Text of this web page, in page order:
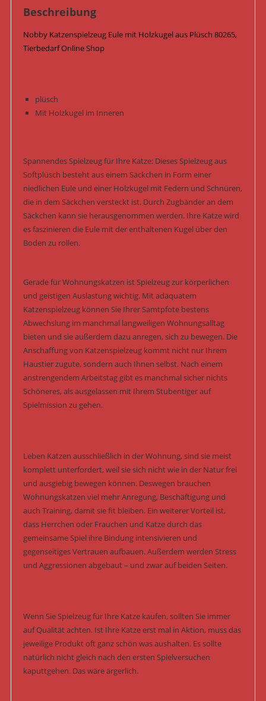
MengeBeschreibung
Nobby Katzenspielzeug Eule mit Holzkugel aus Plüsch 80265,
Tierbedarf Online Shop
plüsch
Mit Holzkugel im Inneren
Spannendes Spielzeug für Ihre Katze: Dieses Spielzeug aus
Softplüsch besteht aus einem Säckchen in Form einer
niedlichen Eule und einer Holzkugel mit Federn und Schnüren,
die in dem Säckchen versteckt ist. Durch Zugbänder an dem
Säckchen kann sie herausgenommen werden. Ihre Katze wird
es faszinieren die Eule mit der enthaltenen Kugel über den
Boden zu rollen.
Gerade für Wohnungskatzen ist Spielzeug zur körperlichen
und geistigen Auslastung wichtig. Mit adäquatem
Katzenspielzeug können Sie Ihrer Samtpfote bestens
Abwechslung im manchmal langweiligen Wohnungsalltag
bieten und sie außerdem dazu anregen, sich zu bewegen. Die
Anschaffung von Katzenspielzeug kommt nicht nur Ihrem
Haustier zugute, sondern auch Ihnen selbst. Nach einem
anstrengendem Arbeitstag gibt es manchmal sicher nichts
Schöneres, als ausgelassen mit Ihrem Stubentiger auf
Spielmission zu gehen.
Leben Katzen ausschließlich in der Wohnung, sind sie meist
komplett unterfordert, weil sie sich nicht wie in der Natur frei
und ausgiebig bewegen können. Deswegen brauchen
Wohnungskatzen viel mehr Anregung, Beschäftigung und
auch Training, damit sie fit bleiben. Ein weiterer Vorteil ist,
dass Herrchen oder Frauchen und Katze durch das
gemeinsame Spiel ihre Bindung intensivieren und
gegenseitiges Vertrauen aufbauen. Außerdem werden Stress
und Aggressionen abgebaut – und zwar auf beiden Seiten.
Wenn Sie Spielzeug für Ihre Katze kaufen, sollten Sie immer
auf Qualität achten. Ist Ihre Katze erst mal in Aktion, muss das
jeweilige Produkt oft ganz schön was aushalten. Es sollte
natürlich nicht gleich nach den ersten Spielversuchen
kaputtgehen. Das wäre ärgerlich.